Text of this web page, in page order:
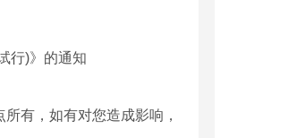
行)》的通知
有，如有对您造成影响，